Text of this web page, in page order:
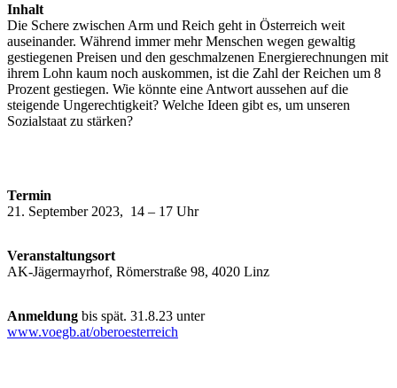
Inhalt
Die Schere zwischen Arm und Reich geht in Österreich weit
auseinander. Während immer mehr Menschen wegen gewaltig
gestiegenen Preisen und den geschmalzenen Energierechnungen mit
ihrem Lohn kaum noch auskommen, ist die Zahl der Reichen um 8
Prozent gestiegen. Wie könnte eine Antwort aussehen auf die
steigende Ungerechtigkeit? Welche Ideen gibt es, um unseren
Sozialstaat zu stärken?
Termin
21. September 2023, 14 – 17 Uhr
Veranstaltungsort
AK-Jägermayrhof, Römerstraße 98, 4020 Linz
Anmeldung bis spät. 31.8.23 unter
www.voegb.at/oberoesterreich